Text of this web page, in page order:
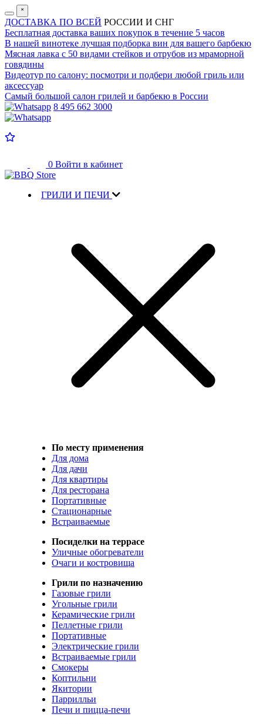
˟
ДОСТАВКА ПО ВСЕЙ РОССИИ И СНГ
Бесплатная доставка ваших покупок в течение 5 часов
В нашей винотеке лучшая подборка вин для вашего барбекю
Мясная лавка с 50 видами стейков и отрубов из мраморной
говядины
Видеотур по салону: посмотри и подбери любой гриль или
аксессуар
Самый большой салон грилей и барбекю в России
8 495 662 3000
0 Войти в кабинет
ГРИЛИ И ПЕЧИ
По месту применения
Для дома
Для дачи
Для квартиры
Для ресторана
Портативные
Стационарные
Встраиваемые
Посиделки на террасе
Уличные обогреватели
Очаги и костровища
Грили по назначению
Газовые грили
Угольные грили
Керамические грили
Пеллетные грили
Портативные
Электрические грили
Встраиваемые грили
Смокеры
Коптильни
Якитории
Паррилльи
Печи и пицца-печи